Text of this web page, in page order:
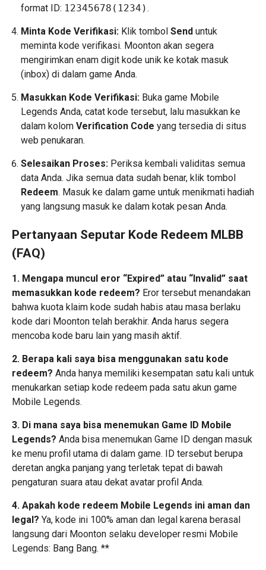
format ID: 12345678(1234).
Minta Kode Verifikasi: Klik tombol Send untuk
meminta kode verifikasi. Moonton akan segera
mengirimkan enam digit kode unik ke kotak masuk
(inbox) di dalam game Anda.
Masukkan Kode Verifikasi: Buka game Mobile
Legends Anda, catat kode tersebut, lalu masukkan ke
dalam kolom Verification Code yang tersedia di situs
web penukaran.
Selesaikan Proses: Periksa kembali validitas semua
data Anda. Jika semua data sudah benar, klik tombol
Redeem. Masuk ke dalam game untuk menikmati hadiah
yang langsung masuk ke dalam kotak pesan Anda.
Pertanyaan Seputar Kode Redeem MLBB
(FAQ)
1. Mengapa muncul eror “Expired” atau “Invalid” saat
memasukkan kode redeem? Eror tersebut menandakan
bahwa kuota klaim kode sudah habis atau masa berlaku
kode dari Moonton telah berakhir. Anda harus segera
mencoba kode baru lain yang masih aktif.
2. Berapa kali saya bisa menggunakan satu kode
redeem? Anda hanya memiliki kesempatan satu kali untuk
menukarkan setiap kode redeem pada satu akun game
Mobile Legends.
3. Di mana saya bisa menemukan Game ID Mobile
Legends? Anda bisa menemukan Game ID dengan masuk
ke menu profil utama di dalam game. ID tersebut berupa
deretan angka panjang yang terletak tepat di bawah
pengaturan suara atau dekat avatar profil Anda.
4. Apakah kode redeem Mobile Legends ini aman dan
legal? Ya, kode ini 100% aman dan legal karena berasal
langsung dari Moonton selaku developer resmi Mobile
Legends: Bang Bang. **